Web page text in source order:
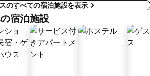
のすべての宿泊施設を表示
宿泊施設